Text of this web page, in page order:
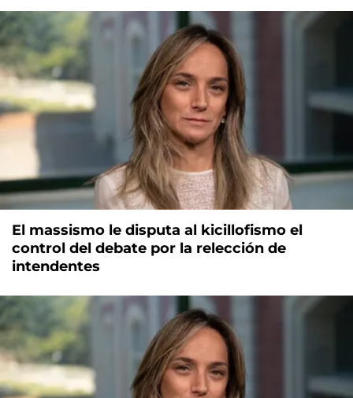
El massismo le disputa al kicillofismo el
control del debate por la relección de
intendentes